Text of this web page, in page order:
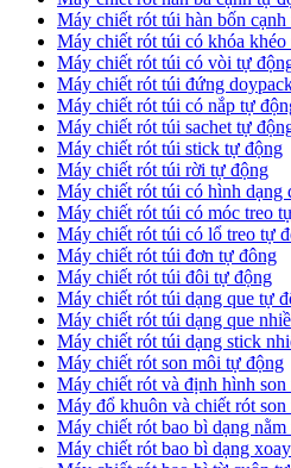
Máy chiết rót túi hàn bốn
Máy chiết rót túi có khóa
Máy chiết rót túi có vòi tự
Máy chiết rót túi đứng
Máy chiết rót túi có nắp tự
Máy chiết rót túi sachet tự
Máy chiết rót túi stick tự động
Máy chiết rót túi rời tự động
Máy chiết rót túi có hình dạng
Máy chiết rót túi có móc treo
Máy chiết rót túi có lổ treo tự
Máy chiết rót túi đơn tự đông
Máy chiết rót túi đôi tự động
Máy chiết rót túi dạng que tự
Máy chiết rót túi dạng que
Máy chiết rót túi dạng stick
Máy chiết rót son môi tự động
Máy chiết rót và định hình
Máy đổ khuôn và chiết rót
Máy chiết rót bao bì dạng
Máy chiết rót bao bì dạng